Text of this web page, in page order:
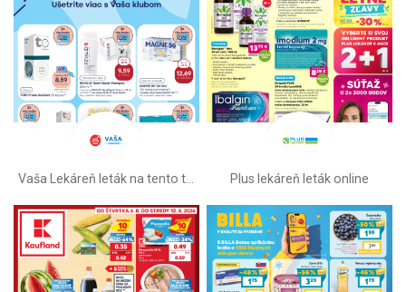
Plus lekáreň leták online